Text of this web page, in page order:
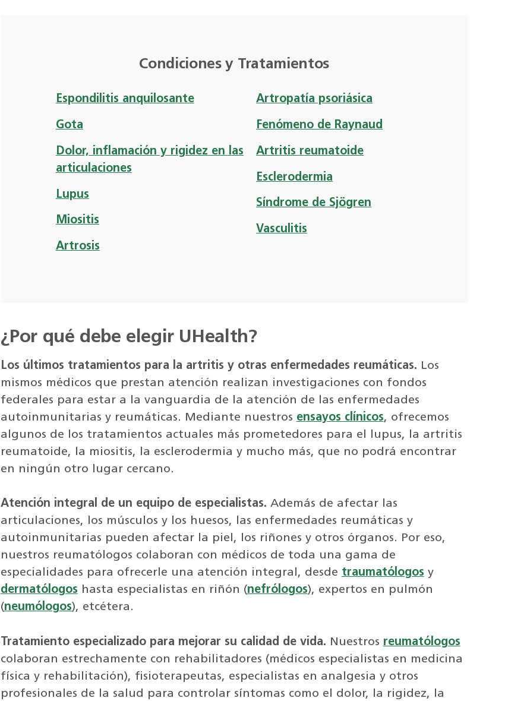
Condiciones y Tratamientos
Espondilitis anquilosante
Gota
Dolor, inflamación y rigidez en las
articulaciones
Lupus
Miositis
Artrosis
Artropatía psoriásica
Fenómeno de Raynaud
Artritis reumatoide
Esclerodermia
Síndrome de Sjögren
Vasculitis
¿Por qué debe elegir UHealth?
Los últimos tratamientos para la artritis y otras enfermedades reumáticas. Los
mismos médicos que prestan atención realizan investigaciones con fondos
federales para estar a la vanguardia de la atención de las enfermedades
autoinmunitarias y reumáticas. Mediante nuestros ensayos clínicos, ofrecemos
algunos de los tratamientos actuales más prometedores para el lupus, la artritis
reumatoide, la miositis, la esclerodermia y mucho más, que no podrá encontrar
en ningún otro lugar cercano.
Atención integral de un equipo de especialistas. Además de afectar las
articulaciones, los músculos y los huesos, las enfermedades reumáticas y
autoinmunitarias pueden afectar la piel, los riñones y otros órganos. Por eso,
nuestros reumatólogos colaboran con médicos de toda una gama de
especialidades para ofrecerle una atención integral, desde traumatólogos y
dermatólogos hasta especialistas en riñón (nefrólogos), expertos en pulmón
(neumólogos), etcétera.
Tratamiento especializado para mejorar su calidad de vida. Nuestros reumatólogos
colaboran estrechamente con rehabilitadores (médicos especialistas en medicina
física y rehabilitación), fisioterapeutas, especialistas en analgesia y otros
profesionales de la salud para controlar síntomas como el dolor, la rigidez, la